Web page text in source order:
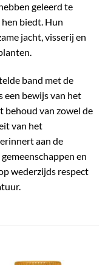
geleerd te
biedt. Hun
jacht, visserij en
band met de
een bewijs van het
behoud van zowel de
van het
aan de
en
wederzijds respect